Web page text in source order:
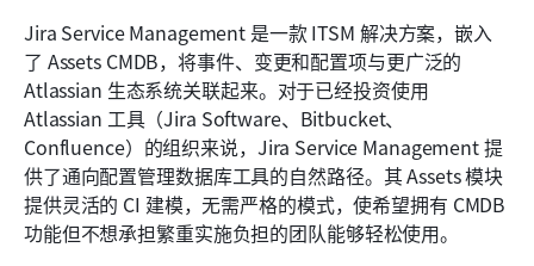
Jira Service Management 是一款 ITSM 解决方案，嵌入
了 Assets CMDB，将事件、变更和配置项与更广泛的
Atlassian 生态系统关联起来。对于已经投资使用
Atlassian 工具（Jira Software、Bitbucket、
Confluence）的组织来说，Jira Service Management 提
供了通向配置管理数据库工具的自然路径。其 Assets 模块
提供灵活的 CI 建模，无需严格的模式，使希望拥有 CMDB
功能但不想承担繁重实施负担的团队能够轻松使用。